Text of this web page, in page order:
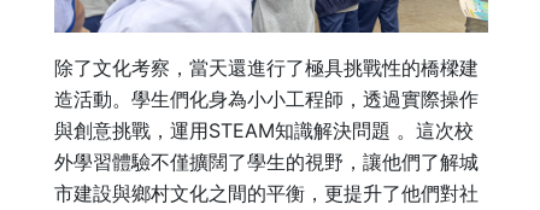
除了文化考察，當天還進行了極具挑戰性的橋樑建
造活動。學生們化身為小小工程師，透過實際操作
與創意挑戰，運用STEAM知識解決問題 。這次校
外學習體驗不僅擴闊了學生的視野，讓他們了解城
市建設與鄉村文化之間的平衡，更提升了他們對社